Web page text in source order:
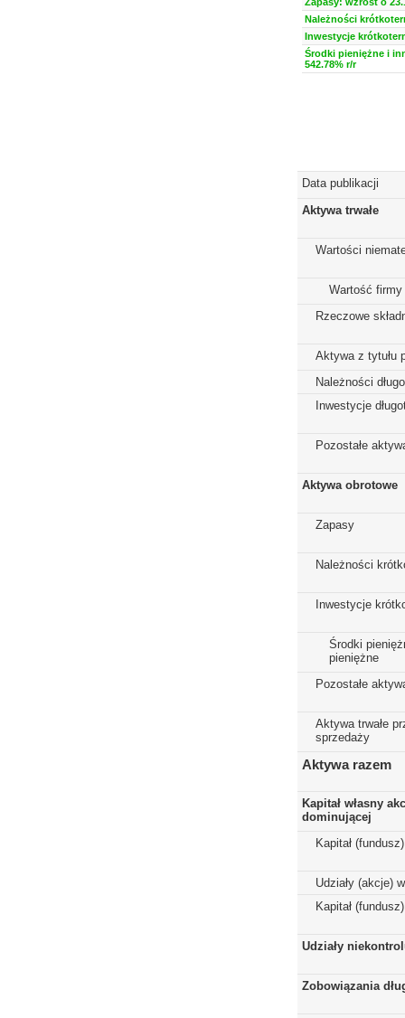
Należności
Inwestycje
Środki pieniężne i
542.78% r/r
Data publikacji
Aktywa trwałe
Wartości
Wartość firmy
Rzeczowe
Aktywa z tytułu
Należności
Inwestycje
Pozostałe
Aktywa obrotowe
Zapasy
Należności
Inwestycje
Środki
pieniężne
Pozostałe
Aktywa trwałe
sprzedaży
Aktywa razem
Kapitał własny
dominującej
Kapitał
Udziały (akcje)
Kapitał
Udziały
Zobowiązania